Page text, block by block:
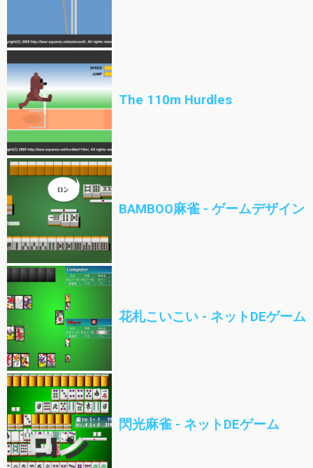
The 110m Hurdles
BAMBOO麻雀 - ゲームデザイン
花札こいこい - ネットDEゲーム
閃光麻雀 - ネットDEゲーム